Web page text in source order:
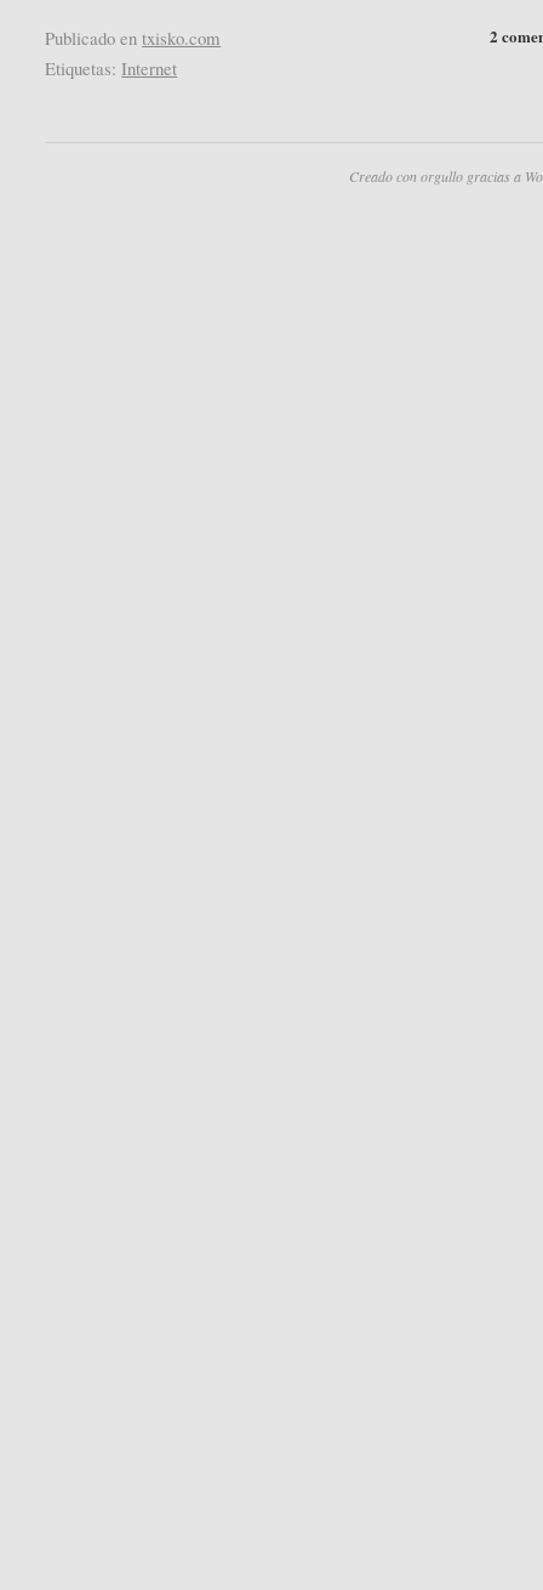
2
Publicado en txisko.com
Etiquetas: Internet
Creado con orgullo gracias a